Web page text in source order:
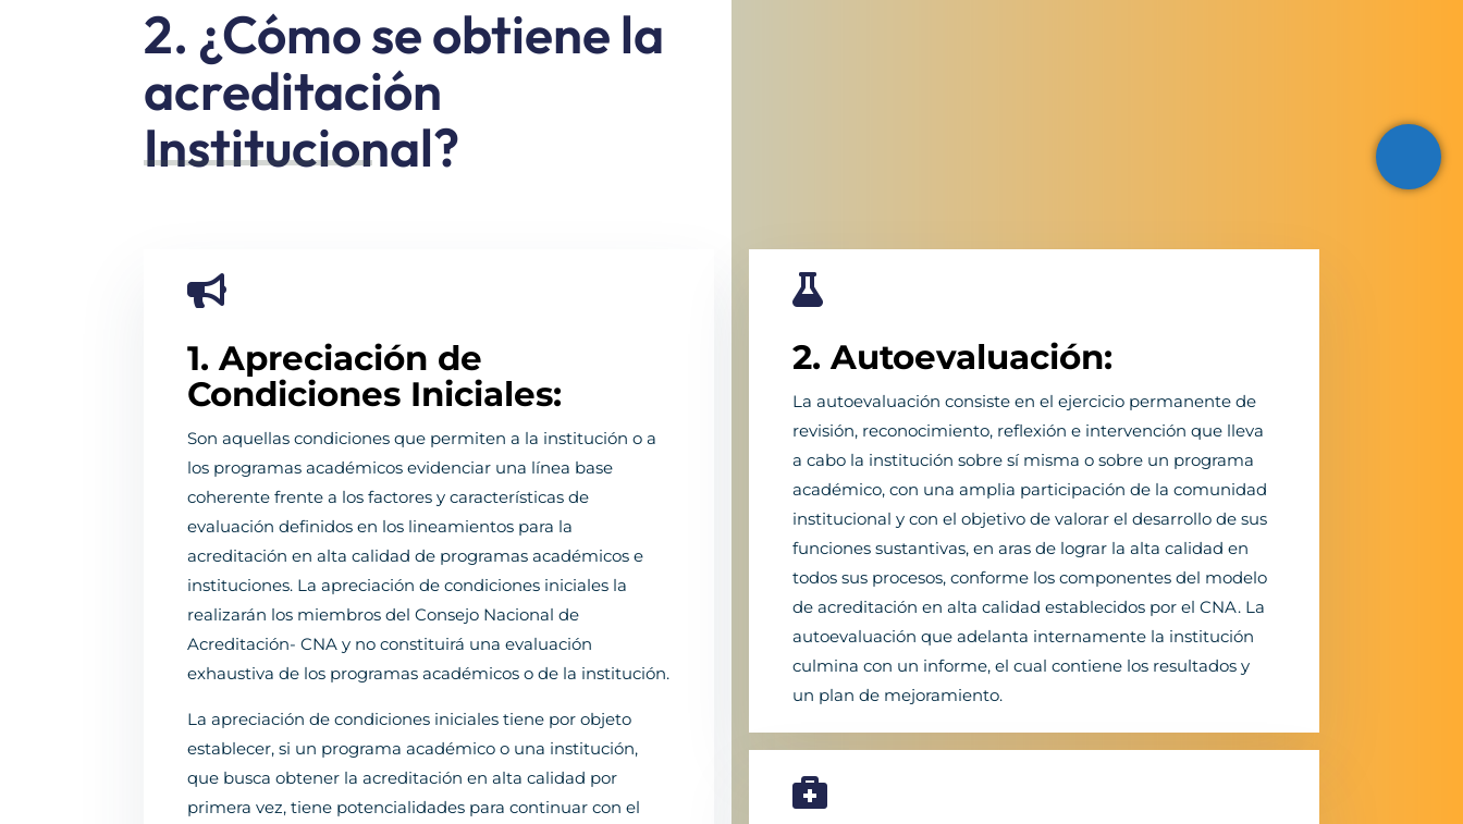
2. ¿Cómo se obtiene la
acreditación
Institucional?

1. Apreciación de
Condiciones Iniciales:
Son aquellas condiciones que permiten a la institución o a
los programas académicos evidenciar una línea base
coherente frente a los factores y características de
evaluación definidos en los lineamientos para la
acreditación en alta calidad de programas académicos e
instituciones. La apreciación de condiciones iniciales la
realizarán los miembros del Consejo Nacional de
Acreditación- CNA y no constituirá una evaluación
exhaustiva de los programas académicos o de la institución.
La apreciación de condiciones iniciales tiene por objeto
establecer, si un programa académico o una institución,
que busca obtener la acreditación en alta calidad por
primera vez, tiene potencialidades para continuar con el

2. Autoevaluación:
La autoevaluación consiste en el ejercicio permanente de
revisión, reconocimiento, reflexión e intervención que lleva
a cabo la institución sobre sí misma o sobre un programa
académico, con una amplia participación de la comunidad
institucional y con el objetivo de valorar el desarrollo de sus
funciones sustantivas, en aras de lograr la alta calidad en
todos sus procesos, conforme los componentes del modelo
de acreditación en alta calidad establecidos por el CNA. La
autoevaluación que adelanta internamente la institución
culmina con un informe, el cual contiene los resultados y
un plan de mejoramiento.
